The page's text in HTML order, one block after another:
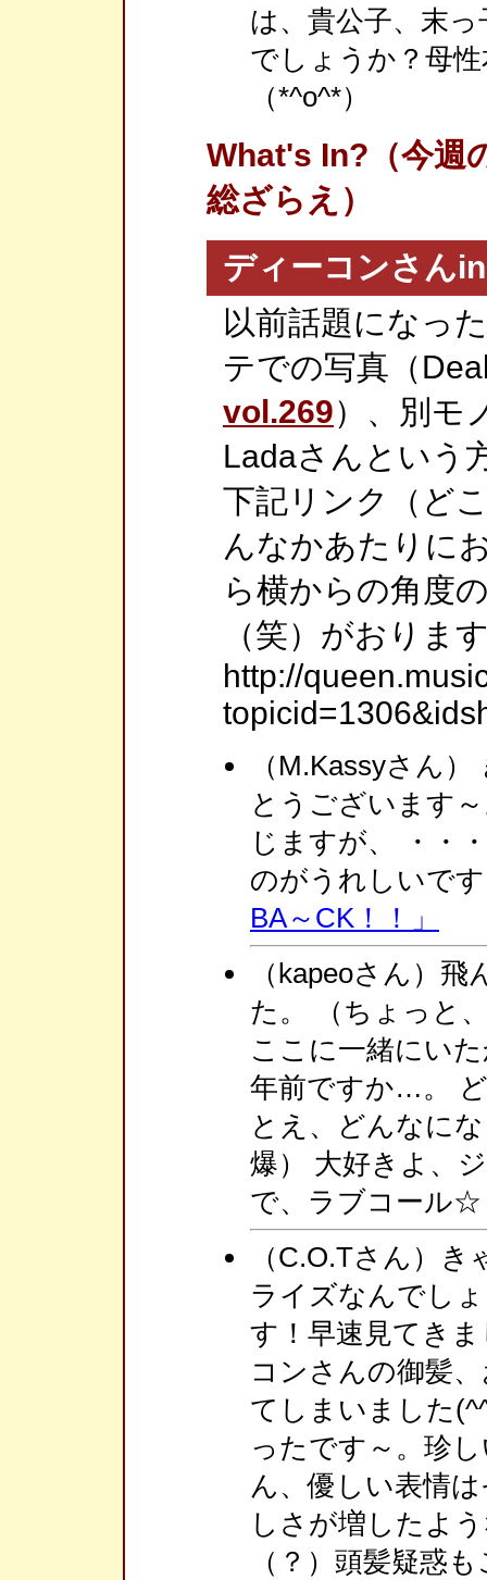
は、貴公子、末
でしょうか？母
（*^o^*）
What's In?（今週
総ざらえ）
ディーコンさん
以前話題になっ
テでの写真（
vol.269）、別モ
Ladaさんという
下記リンク（ど
んなかあたりに
ら横からの角度
（笑）がおりま
http://
（M.Kassyさん
とうございます
じますが、 ・・
のがうれしいで
BA～CK！！」
（kapeoさん）
た。 （ちょっと
ここに一緒にい
年前ですか…。
とえ、どんなに
爆） 大好きよ、
で、ラブコール☆
（C.O.Tさん）
ライズなんでし
す！早速見てき
コンさんの御髪
てしまいました
ったです～。珍
ん、優しい表情
しさが増したよ
（？）頭髪疑惑